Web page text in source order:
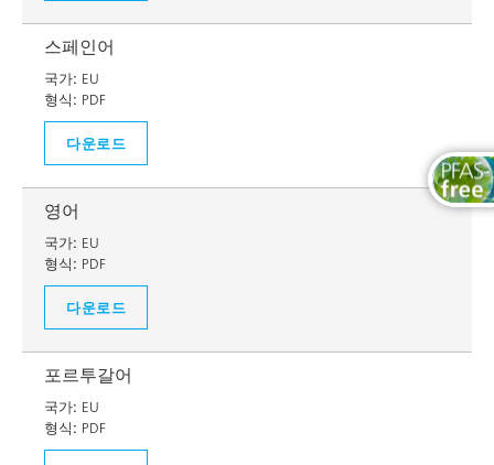
스페인어
국가: EU
형식: PDF
다운로드
영어
국가: EU
형식: PDF
다운로드
포르투갈어
국가: EU
형식: PDF